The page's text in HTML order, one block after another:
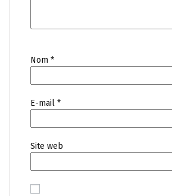
Nom *
E-mail *
Site web